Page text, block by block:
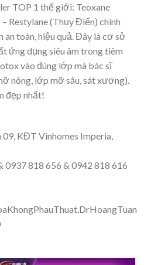
TOP 1 thế giới: Teoxane
Restylane (Thụy Điển) chính
toàn, hiệu quả. Đây là cơ sở
ứng dụng siêu âm trong tiêm
vào đúng lớp mà bác sĩ
nông, lớp mỡ sâu, sát xương).
đẹp nhất!
09, KĐT Vinhomes Imperia,
0937 818 656 & 0942 818 616